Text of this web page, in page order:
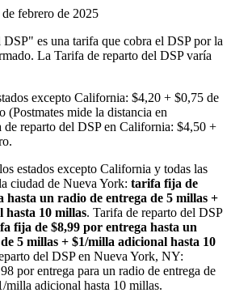
negocio
febrero de 2025
es una tarifa que cobra el DSP por la
La Tarifa de reparto del DSP varía
excepto California: $4,20 + $0,75 de
(Postmates mide la distancia en
reparto del DSP en California: $4,50 +
estados excepto California y todas las
ciudad de Nueva York: tarifa fija de
hasta un radio de entrega de 5 millas +
hasta 10 millas. Tarifa de reparto del DSP
fija de $8,99 por entrega hasta un
5 millas + $1/milla adicional hasta 10
del DSP en Nueva York, NY:
por entrega para un radio de entrega de
milla adicional hasta 10 millas.